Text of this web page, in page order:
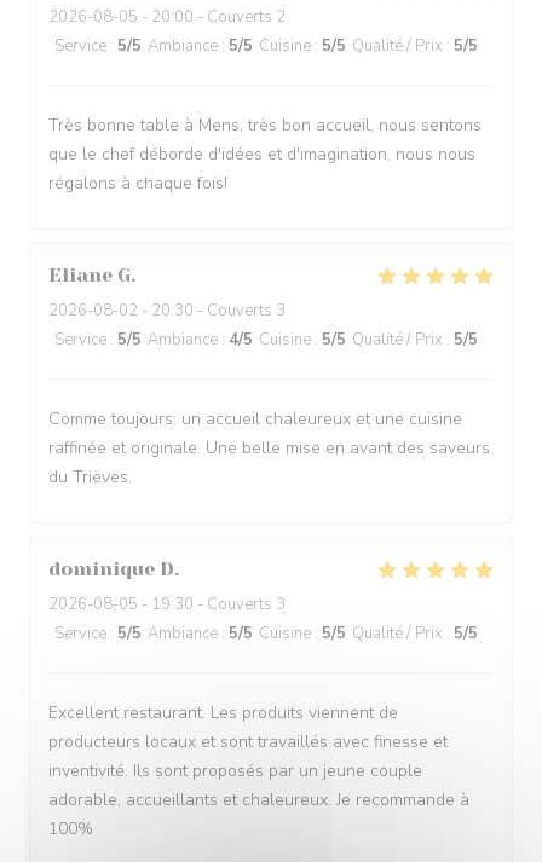
2026-08-05 - 20:00 - Couverts 2
Service : 5/5 Ambiance : 5/5 Cuisine : 5/5 Qualité / Prix : 5/5
Très bonne table à Mens, très bon accueil, nous sentons
que le chef déborde d'idées et d'imagination, nous nous
régalons à chaque fois!
Eliane G
2026-08-02 - 20:30 - Couverts 3
Service : 5/5 Ambiance : 4/5 Cuisine : 5/5 Qualité / Prix : 5/5
Comme toujours: un accueil chaleureux et une cuisine
raffinée et originale. Une belle mise en avant des saveurs
du Trieves.
dominique D
2026-08-05 - 19:30 - Couverts 3
Service : 5/5 Ambiance : 5/5 Cuisine : 5/5 Qualité / Prix : 5/5
Excellent restaurant. Les produits viennent de
producteurs locaux et sont travaillés avec finesse et
inventivité. Ils sont proposés par un jeune couple
adorable, accueillants et chaleureux. Je recommande à
100%